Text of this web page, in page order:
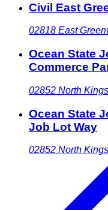
Civil East
02818 East
Ocean State
Commerce
02852 North
Ocean State
Job Lot Way
02852 North